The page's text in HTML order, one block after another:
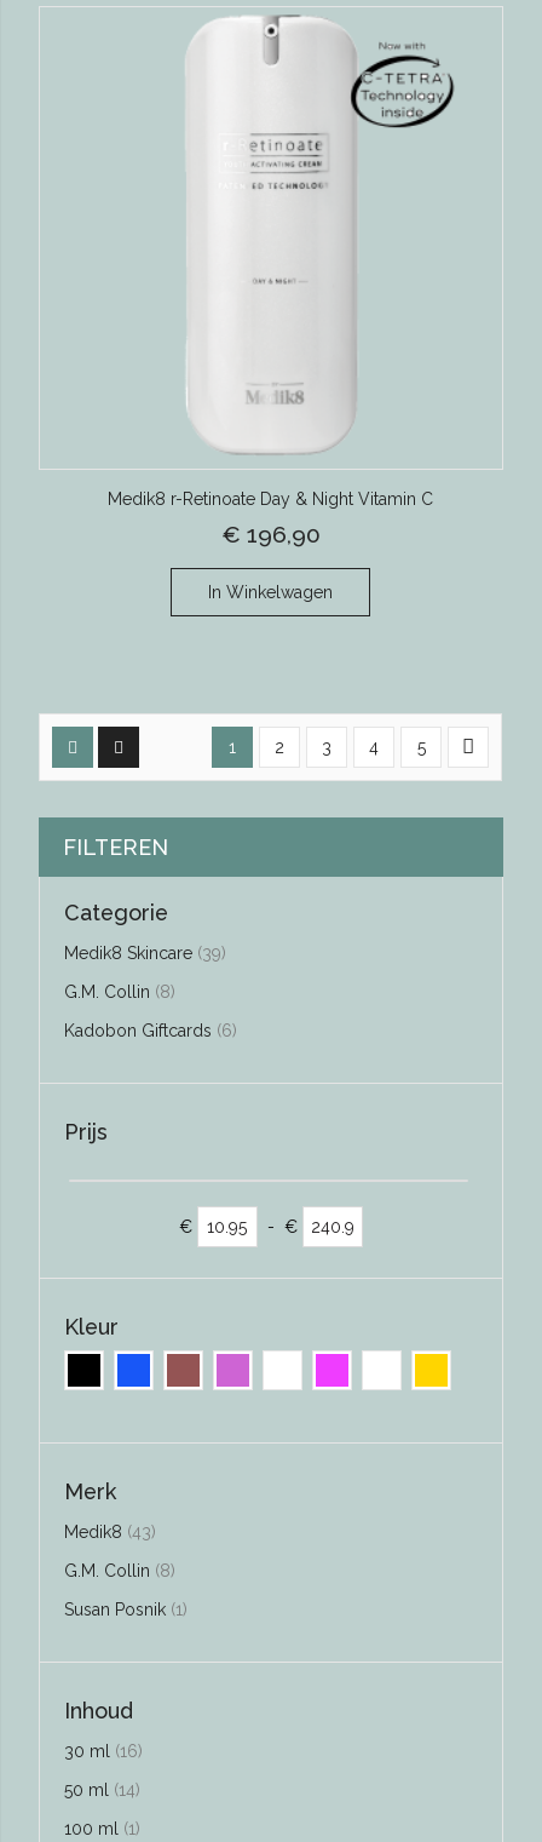
Medik8 r-Retinoate Day & Night Vitamin C
€ 196,90
In Winkelwagen
1 2 3 4 5
FILTEREN
Categorie
Medik8 Skincare 39producten
G.M. Collin 8producten
Kadobon Giftcards 6producten
Prijs
€ - €
Kleur
Merk
Medik8 43producten
G.M. Collin 8producten
Susan Posnik 1product
Inhoud
30 ml 16producten
50 ml 14producten
100 ml 1product